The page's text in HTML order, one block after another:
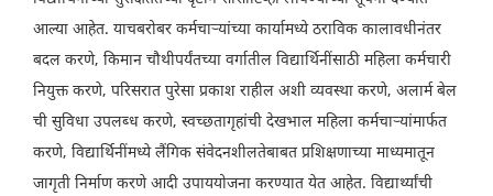
आल्या आहेत. याचबरोबर कर्मचाऱ्यांच्या कार्यामध्ये ठराविक कालावधीनंतर
बदल करणे, किमान चौथीपर्यंतच्या वर्गातील विद्यार्थिनींसाठी महिला कर्मचारी
नियुक्त करणे, परिसरात पुरेसा प्रकाश राहील अशी व्यवस्था करणे, अलार्म बेल
ची सुविधा उपलब्ध करणे, स्वच्छतागृहांची देखभाल महिला कर्मचाऱ्यांमार्फत
करणे, विद्यार्थिनींमध्ये लैंगिक संवेदनशीलतेबाबत प्रशिक्षणाच्या माध्यमातून
जागृती निर्माण करणे आदी उपाययोजना करण्यात येत आहेत. विद्यार्थ्यांची